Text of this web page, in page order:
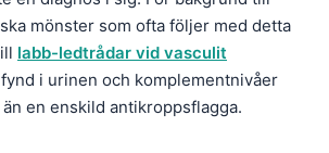
mönster som ofta följer med detta
labb-ledtrådar vid vasculit
i urinen och komplementnivåer
en enskild antikroppsflagga.